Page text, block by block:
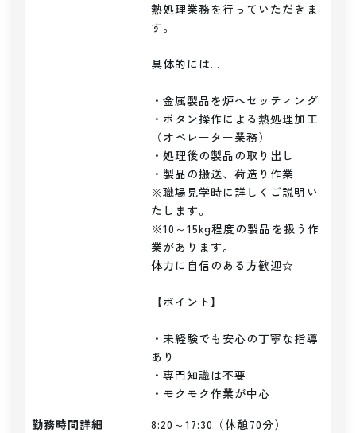
熱処理業務を行っていただきま
す。
具体的には…
・金属製品を炉へセッティング
・ボタン操作による熱処理加工
（オペレーター業務）
・処理後の製品の取り出し
・製品の搬送、荷造り作業
※職場見学時に詳しくご説明い
たします。
※10～15kg程度の製品を扱う作
業があります。
体力に自信のある方歓迎☆
【ポイント】
・未経験でも安心の丁寧な指導
あり
・専門知識は不要
・モクモク作業が中心
勤務時間詳細
8:20～17:30（休憩70分）